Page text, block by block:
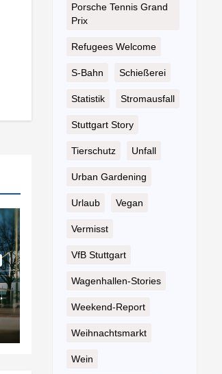
Porsche Tennis Grand
Prix
Refugees Welcome
S-Bahn Schießerei
Statistik Stromausfall
Stuttgart Story
Tierschutz Unfall
Urban Gardening
Urlaub Vegan
Vermisst
VfB Stuttgart
Wagenhallen-Stories
Weekend-Report
Weihnachtsmarkt
Wein